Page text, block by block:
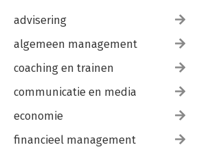
advisering
algemeen management
coaching en trainen
communicatie en media
economie
financieel management